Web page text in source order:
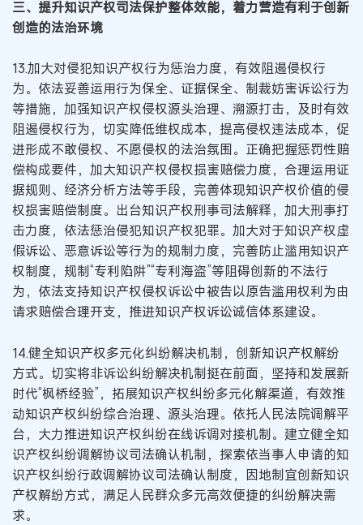
三、提升知识产权司法保护整体效能，着力营造有利于创新
创造的法治环境
13.加大对侵犯知识产权行为惩治力度，有效阻遏侵权行
为。依法妥善运用行为保全、证据保全、制裁妨害诉讼行为
等措施，加强知识产权侵权源头治理、溯源打击，及时有效
阻遏侵权行为，切实降低维权成本，提高侵权违法成本，促
进形成不敢侵权、不愿侵权的法治氛围。正确把握惩罚性赔
偿构成要件，加大知识产权侵权损害赔偿力度，合理运用证
据规则、经济分析方法等手段，完善体现知识产权价值的侵
权损害赔偿制度。出台知识产权刑事司法解释，加大刑事打
击力度，依法惩治侵犯知识产权犯罪。加大对于知识产权虚
假诉讼、恶意诉讼等行为的规制力度，完善防止滥用知识产
权制度，规制“专利陷阱”“专利海盗”等阻碍创新的不法行
为，依法支持知识产权侵权诉讼中被告以原告滥用权利为由
请求赔偿合理开支，推进知识产权诉讼诚信体系建设。
14.健全知识产权多元化纠纷解决机制，创新知识产权解纷
方式。切实将非诉讼纠纷解决机制挺在前面，坚持和发展新
时代“枫桥经验”，拓展知识产权纠纷多元化解渠道，有效推
动知识产权纠纷综合治理、源头治理。依托人民法院调解平
台，大力推进知识产权纠纷在线诉调对接机制。建立健全知
识产权纠纷调解协议司法确认机制，探索依当事人申请的知
识产权纠纷行政调解协议司法确认制度，因地制宜创新知识
产权解纷方式，满足人民群众多元高效便捷的纠纷解决需
求。